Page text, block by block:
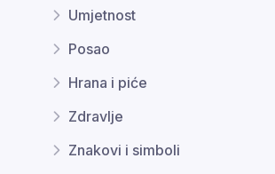
Umjetnost
Posao
Hrana i piće
Zdravlje
Znakovi i simboli